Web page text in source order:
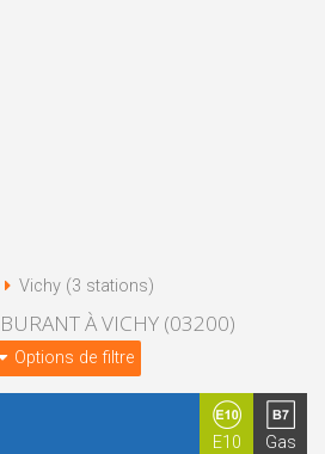
Vichy (3 stations)
À VICHY (03200)
Options de filtre
E10 Gas